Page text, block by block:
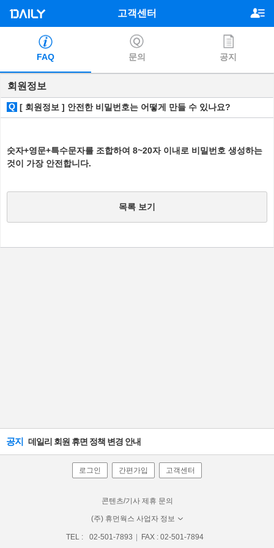
고객센터
FAQ 문의 공지
회원정보
Q [ 회원정보 ] 안전한 비밀번호는 어떻게 만들 수 있나요?
숫자+영문+특수문자를 조합하여 8~20자 이내로 비밀번호 생성하는
것이 가장 안전합니다.
목록 보기
공지 데일리 회원 휴면 정책 변경 안내
로그인 간편가입 고객센터
콘텐츠/기사 제휴 문의
(주) 휴먼웍스 사업자 정보
TEL : 02-501-7893 FAX : 02-501-7894